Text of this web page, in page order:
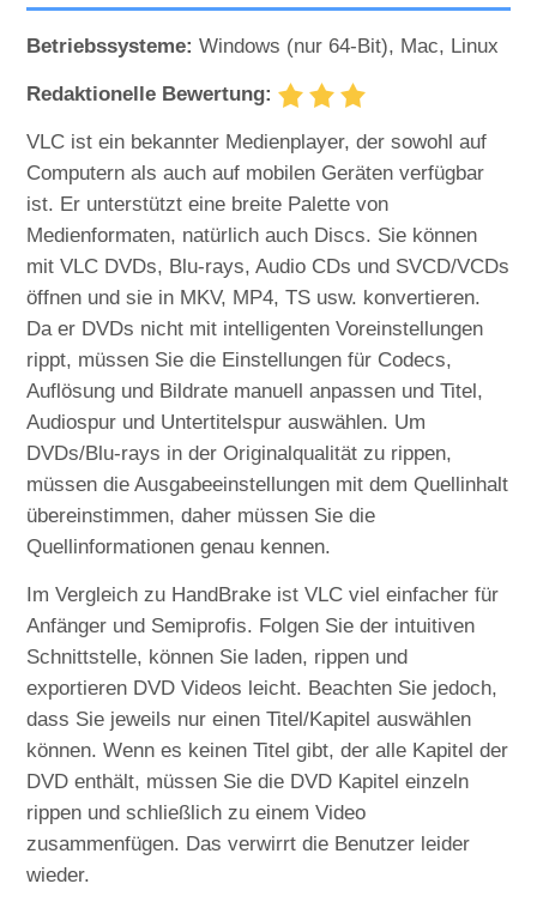
Betriebssysteme: Windows (nur 64-Bit), Mac, Linux
Redaktionelle Bewertung:
VLC ist ein bekannter Medienplayer, der sowohl auf
Computern als auch auf mobilen Geräten verfügbar
ist. Er unterstützt eine breite Palette von
Medienformaten, natürlich auch Discs. Sie können
mit VLC DVDs, Blu-rays, Audio CDs und SVCD/VCDs
öffnen und sie in MKV, MP4, TS usw. konvertieren.
Da er DVDs nicht mit intelligenten Voreinstellungen
rippt, müssen Sie die Einstellungen für Codecs,
Auflösung und Bildrate manuell anpassen und Titel,
Audiospur und Untertitelspur auswählen. Um
DVDs/Blu-rays in der Originalqualität zu rippen,
müssen die Ausgabeeinstellungen mit dem Quellinhalt
übereinstimmen, daher müssen Sie die
Quellinformationen genau kennen.
Im Vergleich zu HandBrake ist VLC viel einfacher für
Anfänger und Semiprofis. Folgen Sie der intuitiven
Schnittstelle, können Sie laden, rippen und
exportieren DVD Videos leicht. Beachten Sie jedoch,
dass Sie jeweils nur einen Titel/Kapitel auswählen
können. Wenn es keinen Titel gibt, der alle Kapitel der
DVD enthält, müssen Sie die DVD Kapitel einzeln
rippen und schließlich zu einem Video
zusammenfügen. Das verwirrt die Benutzer leider
wieder.